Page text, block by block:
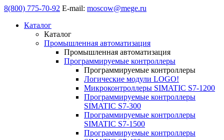
8(800) 775-70-92 E-mail: moscow@mege.ru
Каталог
Каталог
Промышленная автоматизация
Промышленная автоматизация
Программируемые контроллеры
Программируемые контроллеры
Логические модули LOGO!
Микроконтроллеры SIMATIC S7-1200
Программируемые контроллеры
SIMATIC S7-300
Программируемые контроллеры
SIMATIC S7-1500
Программируемые контроллеры